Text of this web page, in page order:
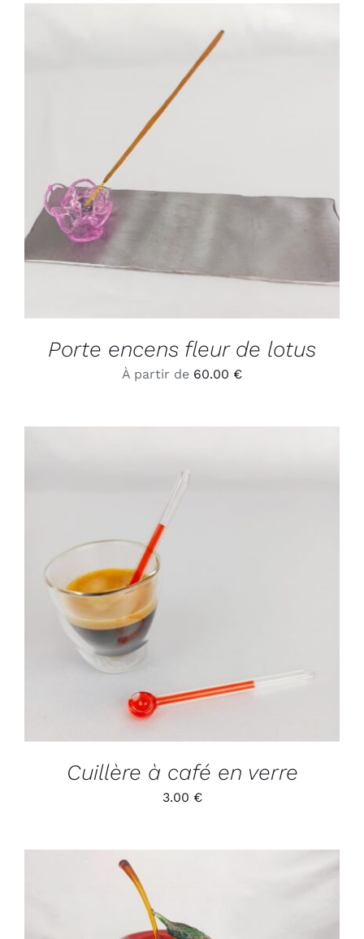
SELECT OPTIONS
Porte encens fleur de lotus
À partir de 60.00 €
ADD TO CART
DÉTAILS
Cuillère à café en verre
3.00 €